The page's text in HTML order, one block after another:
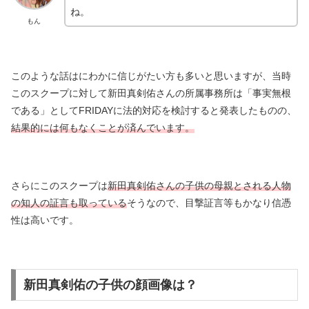
もん
ね。
このような話はにわかに信じがたい方も多いと思いますが、当時
このスクープに対して新田真剣佑さんの所属事務所は「事実無根
である」としてFRIDAYに法的対応を検討すると発表したものの、
結果的には何もなくことが済んでいます。
さらにこのスクープは新田真剣佑さんの子供の母親とされる人物
の知人の証言も取っているそうなので、目撃証言等もかなり信憑
性は高いです。
新田真剣佑の子供の顔画像は？